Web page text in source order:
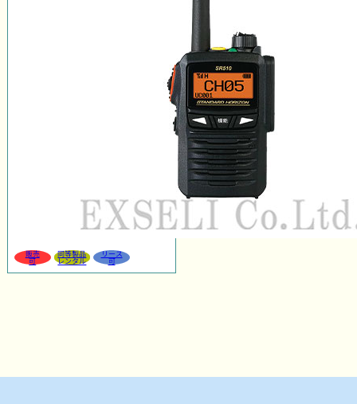
販売
可
同等製品
レンタル
リース
可